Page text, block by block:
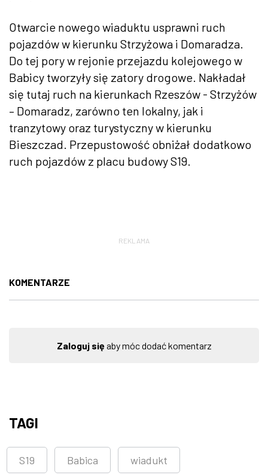
Otwarcie nowego wiaduktu usprawni ruch
pojazdów w kierunku Strzyżowa i Domaradza.
Do tej pory w rejonie przejazdu kolejowego w
Babicy tworzyły się zatory drogowe. Nakładał
się tutaj ruch na kierunkach Rzeszów - Strzyżów
– Domaradz, zarówno ten lokalny, jak i
tranzytowy oraz turystyczny w kierunku
Bieszczad. Przepustowość obniżał dodatkowo
ruch pojazdów z placu budowy S19.
REKLAMA
KOMENTARZE
Zaloguj sięaby móc dodać komentarz
TAGI
S19 Babica wiadukt